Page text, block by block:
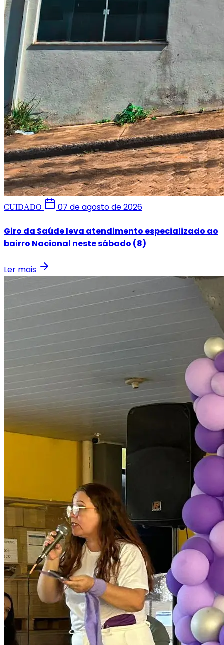
CUIDADO 07 de agosto de 2026
Giro da Saúde leva atendimento especializado ao
bairro Nacional neste sábado (8)
Ler mais